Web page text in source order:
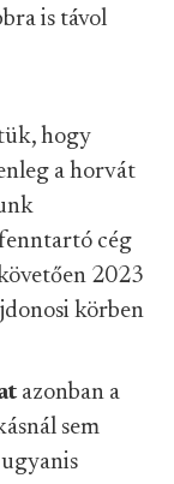
is távol
hogy
a horvát
cég
2023
körben
azonban a
sem